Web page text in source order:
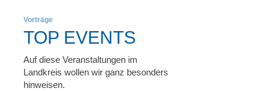
Vorträge
TOP EVENTS
Auf diese Veranstaltungen im
Landkreis wollen wir ganz besonders
hinweisen.